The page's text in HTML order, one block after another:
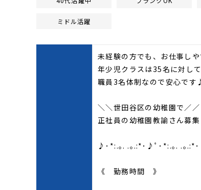
ミドル活躍
未経験の方でも、お仕事し
年少児クラスは35名に対して
職員3名体制なので安心です
＼＼世田谷区の幼稚園で／／
正社員の幼稚園教諭さん募集
♪･*:.｡. .｡.:*･♪ﾟ･*:.｡. .｡.:*
《 勤務時間 》